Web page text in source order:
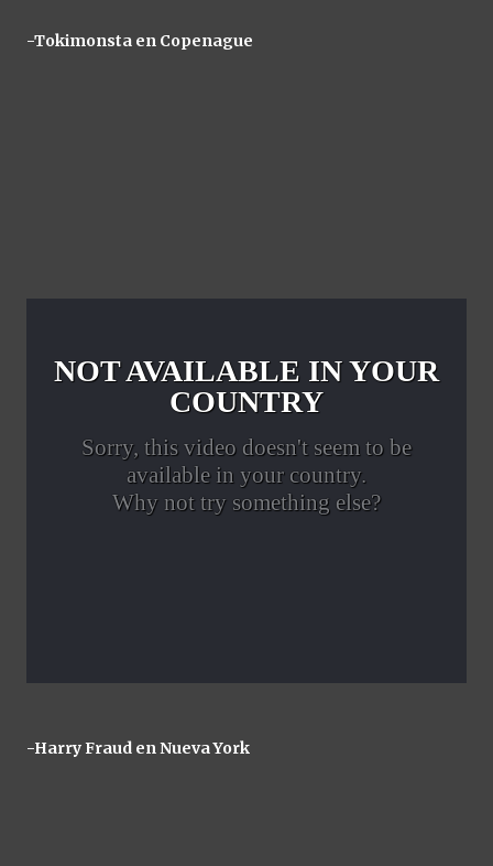
-Tokimonsta en Copenague
-Harry Fraud en Nueva York